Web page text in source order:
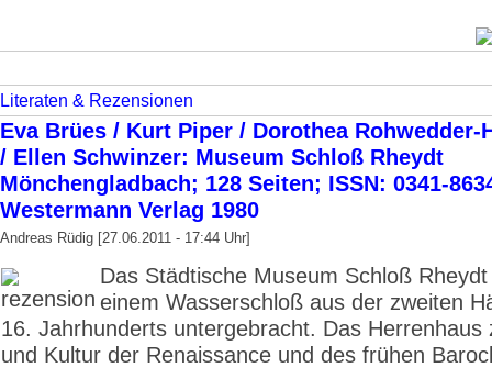
Literaten & Rezensionen
Eva Brües / Kurt Piper / Dorothea Rohwedder-
/ Ellen Schwinzer: Museum Schloß Rheydt
Mönchengladbach; 128 Seiten; ISSN: 0341-
Westermann Verlag 1980
Andreas Rüdig [27.06.2011 - 17:44 Uhr]
Das Städtische Museum Schloß
einem Wasserschloß aus der zweiten
16. Jahrhunderts untergebracht. Das Herrenhaus
und Kultur der Renaissance und des frühen